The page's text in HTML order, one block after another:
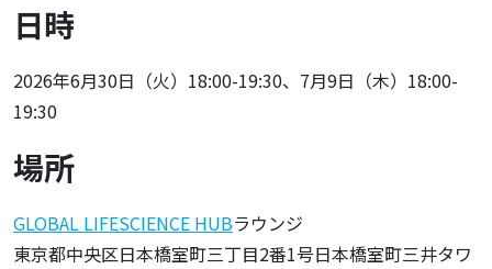
日時
2026年6月30日（火）18:00-19:30、7月9日（木）18:00-
19:30
場所
GLOBAL LIFESCIENCE HUBラウンジ
東京都中央区日本橋室町三丁目2番1号日本橋室町三井タワ